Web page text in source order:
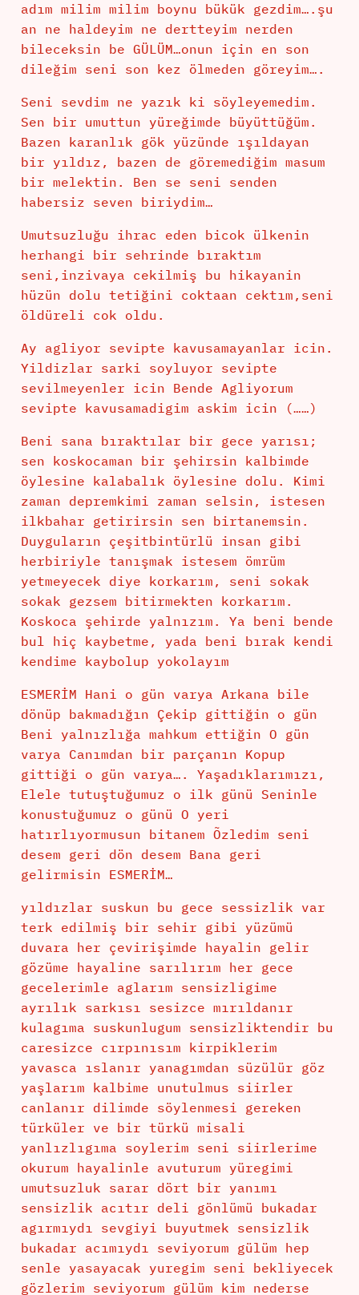
adım milim milim boynu bükük gezdim….şu
an ne haldeyim ne dertteyim nerden
bileceksin be GÜLÜM…onun için en son
dileğim seni son kez ölmeden göreyim….
Seni sevdim ne yazık ki söyleyemedim.
Sen bir umuttun yüreğimde büyüttüğüm.
Bazen karanlık gök yüzünde ışıldayan
bir yıldız, bazen de göremediğim masum
bir melektin. Ben se seni senden
habersiz seven biriydim…
Umutsuzluğu ihrac eden bicok ülkenin
herhangi bir sehrinde bıraktım
seni,inzivaya cekilmiş bu hikayanin
hüzün dolu tetiğini coktaan cektım,seni
öldüreli cok oldu.
Ay agliyor sevipte kavusamayanlar icin.
Yildizlar sarki soyluyor sevipte
sevilmeyenler icin Bende Agliyorum
sevipte kavusamadigim askim icin (……)
Beni sana bıraktılar bir gece yarısı;
sen koskocaman bir şehirsin kalbimde
öylesine kalabalık öylesine dolu. Kimi
zaman depremkimi zaman selsin, istesen
ilkbahar getirirsin sen birtanemsin.
Duyguların çeşitbintürlü insan gibi
herbiriyle tanışmak istesem ömrüm
yetmeyecek diye korkarım, seni sokak
sokak gezsem bitirmekten korkarım.
Koskoca şehirde yalnızım. Ya beni bende
bul hiç kaybetme, yada beni bırak kendi
kendime kaybolup yokolayım
ESMERİM Hani o gün varya Arkana bile
dönüp bakmadığın Çekip gittiğin o gün
Beni yalnızlığa mahkum ettiğin O gün
varya Canımdan bir parçanın Kopup
gittiği o gün varya…. Yaşadıklarımızı,
Elele tutuştuğumuz o ilk günü Seninle
konustuğumuz o günü O yeri
hatırlıyormusun bitanem Õzledim seni
desem geri dön desem Bana geri
gelirmisin ESMERİM…
yıldızlar suskun bu gece sessizlik var
terk edilmiş bir sehir gibi yüzümü
duvara her çevirişimde hayalin gelir
gözüme hayaline sarılırım her gece
gecelerimle aglarım sensizligime
ayrılık sarkısı sesizce mırıldanır
kulagıma suskunlugum sensizliktendir bu
caresizce cırpınısım kirpiklerim
yavasca ıslanır yanagımdan süzülür göz
yaşlarım kalbime unutulmus siirler
canlanır dilimde söylenmesi gereken
türküler ve bir türkü misali
yanlızlıgıma soylerim seni siirlerime
okurum hayalinle avuturum yüregimi
umutsuzluk sarar dört bir yanımı
sensizlik acıtır deli gönlümü bukadar
agırmıydı sevgiyi buyutmek sensizlik
bukadar acımıydı seviyorum gülüm hep
senle yasayacak yuregim seni bekliyecek
gözlerim seviyorum gülüm kim nederse